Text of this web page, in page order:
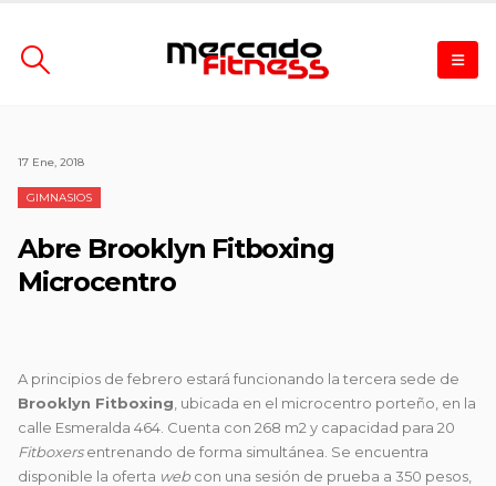
17 Ene, 2018
GIMNASIOS
Abre Brooklyn Fitboxing
Microcentro
A principios de febrero estará funcionando la tercera sede de
Brooklyn Fitboxing , ubicada en el microcentro porteño, en la
calle Esmeralda 464. Cuenta con 268 m2 y capacidad para 20
Fitboxersentrenando de forma simultánea. Se encuentra
disponible la oferta web con una sesión de prueba a 350 pesos,